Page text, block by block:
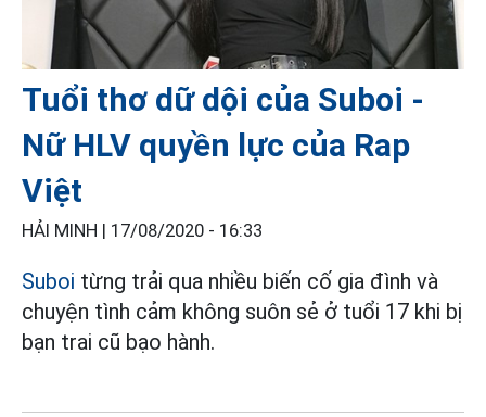
Tuổi thơ dữ dội của Suboi -
Nữ HLV quyền lực của Rap
Việt
HẢI MINH | 17/08/2020 - 16:33
Suboi từng trải qua nhiều biến cố gia đình và
chuyện tình cảm không suôn sẻ ở tuổi 17 khi bị
bạn trai cũ bạo hành.